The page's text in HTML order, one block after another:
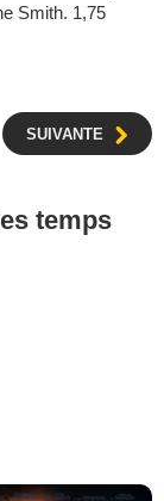
Smith. 1,75
SUIVANTE
temps